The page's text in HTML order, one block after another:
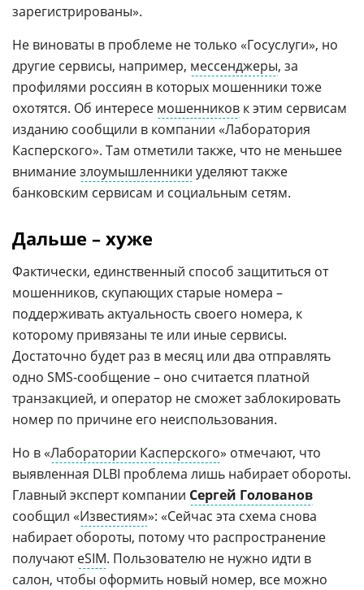
зарегистрированы».
Не виноваты в проблеме не только «Госуслуги», но
другие сервисы, например, мессенджеры, за
профилями россиян в которых мошенники тоже
охотятся. Об интересе мошенников к этим сервисам
изданию сообщили в компании «Лаборатория
Касперского». Там отметили также, что не меньшее
вниманиезлоумышленники уделяют также
банковским сервисам и социальным сетям.
Дальше – хуже
Фактически, единственный способ защититься от
мошенников, скупающих старые номера –
поддерживать актуальность своего номера, к
которому привязаны те или иные сервисы.
Достаточно будет раз в месяц или два отправлять
одно SMS-сообщение – оно считается платной
транзакцией, и оператор не сможет заблокировать
номер по причине его неиспользования.
Но в «Лаборатории Касперского» отмечают, что
выявленная DLBI проблема лишь набирает обороты.
Главный эксперт компании Сергей Голованов
сообщил «Известиям»: «Сейчас эта схема снова
набирает обороты, потому что распространение
получаютeSIM. Пользователю не нужно идти в
салон, чтобы оформить новый номер, все можно